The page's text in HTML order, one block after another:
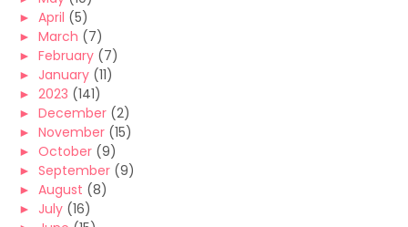
► April (5)
► March (7)
► February (7)
► January (11)
► 2023 (141)
► December (2)
► November (15)
► October (9)
► September (9)
► August (8)
► July (16)